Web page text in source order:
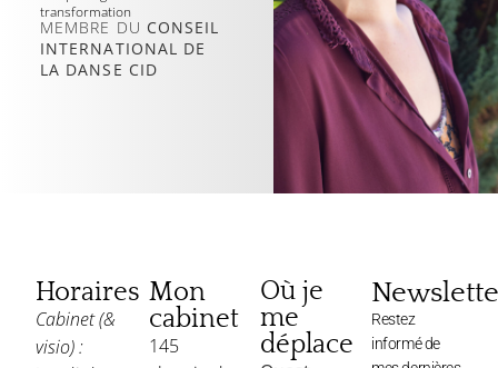
transformation
MEMBRE DU CONSEIL
INTERNATIONAL DE
LA DANSE CID
Horaires
Cabinet (&
visio) :
Mon
cabinet
145
Où je
me
déplace
Restez
informé de